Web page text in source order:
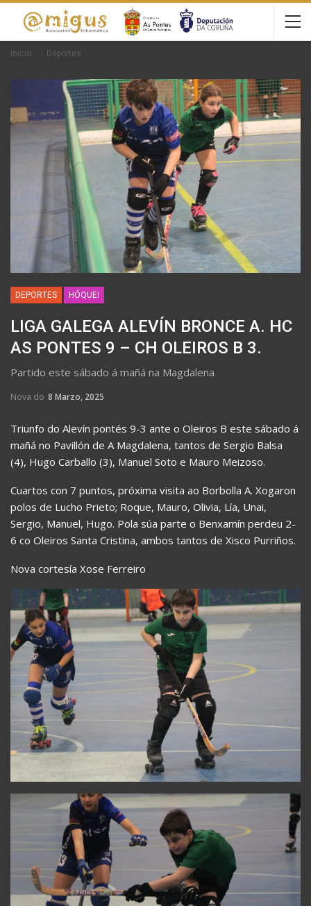
Inicio Deportes
DEPORTES HÓQUEI
LIGA GALEGA ALEVÍN BRONCE A. HC
AS PONTES 9 – CH OLEIROS B 3.
Partido este sábado á mañá na Magdalena
Nova do 8 Marzo, 2025
Triunfo do Alevín pontés 9-3 ante o Oleiros B este sábado á
mañá no Pavillón de A Magdalena, tantos de Sergio Balsa
(4), Hugo Carballo (3), Manuel Soto e Mauro Meizoso.
Cuartos con 7 puntos, próxima visita ao Borbolla A. Xogaron
polos de Lucho Prieto; Roque, Mauro, Olivia, Lía, Unai,
Sergio, Manuel, Hugo. Pola súa parte o Benxamín perdeu 2-
6 co Oleiros Santa Cristina, ambos tantos de Xisco Purriños.
Nova cortesía Xose Ferreiro